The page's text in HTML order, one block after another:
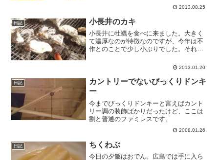
会議はたいへんな人気で、たくさんの若
ていたイベントはホールに移...
2013.08.25
日記 小長井のカキ
小長井に牡蠣を食べに来ました。大きく
て濃厚なのが特徴なのですが、今年は不
作とのことで少し小ぶりでした。それで
十分あります。サービスでエビをいただ
です。ゼリーのたらみの工...
2013.01.20
日記
カントリーでないびっくりドンキ
ー
今までびっくりドンキーと言えばカント
リー調の装飾ばかりだったけど、ここは
割と普通のファミレスです。
2008.01.26
日記 ちくわぶ
今日の夕飯はおでん。広島では手に入ら